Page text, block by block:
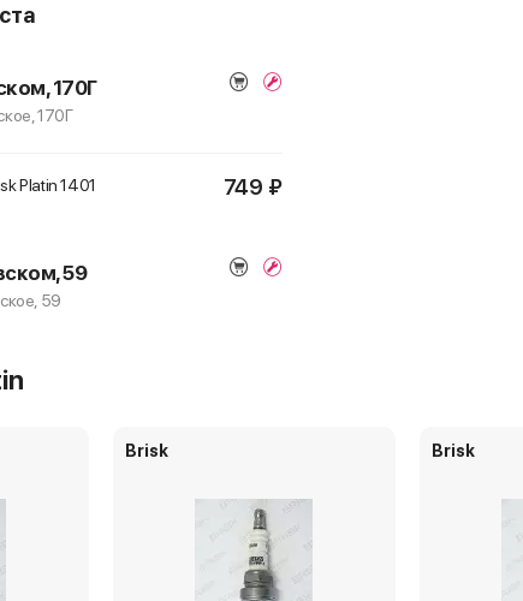
170Г
170Г
Platin1401 749 ₽
59
59
Platin
Brisk Brisk